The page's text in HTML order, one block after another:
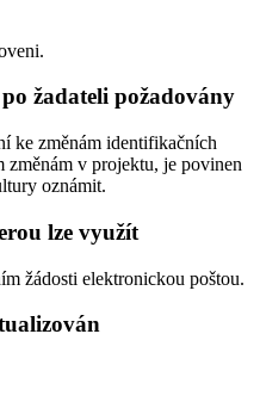
žadateli požadovány
ke změnám identifikačních
změnám v projektu, je povinen
oznámit.
lze využít
žádosti elektronickou poštou.